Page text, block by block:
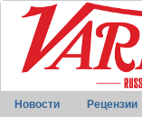
Новости Рецензии